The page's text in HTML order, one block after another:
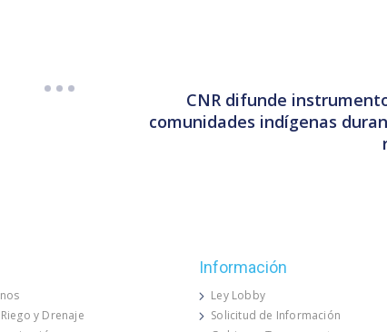
CNR difunde
comunidades indígenas
y Drenaje
Información
Ley Lobby
Solicitud de Información